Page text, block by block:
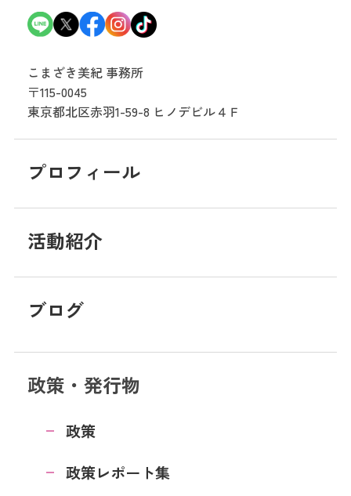
こまざき美紀 事務所
〒115-0045
東京都北区赤羽1-59-8 ヒノデビル４Ｆ
プロフィール
活動紹介
ブログ
政策・発行物
政策
政策レポート集